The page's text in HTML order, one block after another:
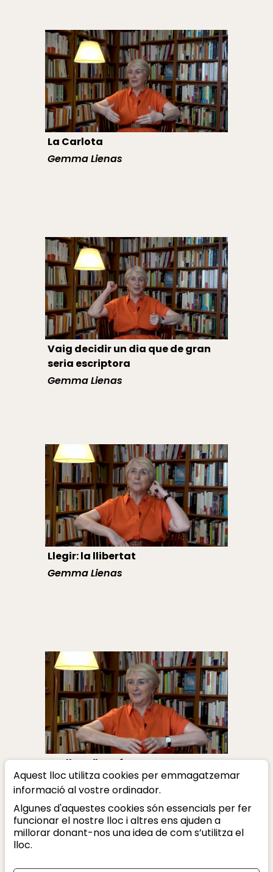
La Carlota
Gemma Lienas
Vaig decidir un dia que de gran
seria escriptora
Gemma Lienas
Llegir: la llibertat
Gemma Lienas
Les llengües són un tresor
meravellós
Gemma Lienas
Aquest lloc utilitza cookies per emmagatzemar
informació al vostre ordinador.
Algunes d'aquestes cookies són essencials per fer
funcionar el nostre lloc i altres ens ajuden a
millorar donant-nos una idea de com s’utilitza el
lloc.